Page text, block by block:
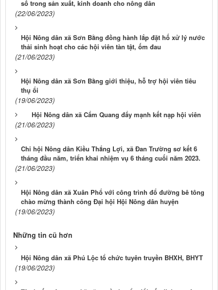
số trong sản xuất, kinh doanh cho nông dân
(22/06/2023)
Hội Nông dân xã Sơn Bằng đồng hành lắp đặt hố xử lý nước
thải sinh hoạt cho các hội viên tàn tật, ốm đau
(21/06/2023)
Hội Nông dân xã Sơn Bằng giới thiệu, hỗ trợ hội viên tiêu
thụ ổi
(19/06/2023)
Hội Nông dân xã Cẩm Quang đẩy mạnh kết nạp hội viên
(21/06/2023)
Chi hội Nông dân Kiều Thắng Lợi, xã Đan Trường sơ kết 6
tháng đầu năm, triển khai nhiệm vụ 6 tháng cuối năm 2023.
(21/06/2023)
Hội Nông dân xã Xuân Phổ với công trình đổ đường bê tông
chào mừng thành công Đại hội Hội Nông dân huyện
(19/06/2023)
Những tin cũ hơn
Hội Nông dân xã Phú Lộc tổ chức tuyên truyền BHXH, BHYT
(19/06/2023)